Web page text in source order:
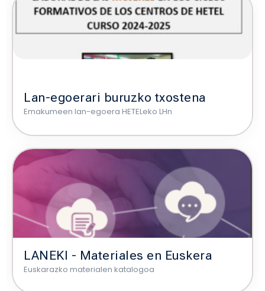
Lan-egoerari buruzko txostena
Emakumeen lan-egoera HETELeko LHn
LANEKI - Materiales en Euskera
Euskarazko materialen katalogoa